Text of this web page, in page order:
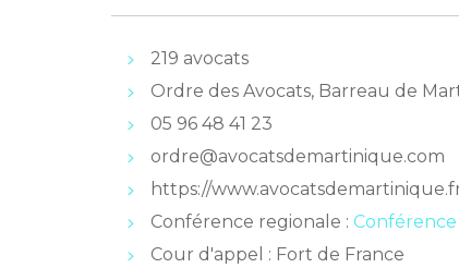
219 avocats
Ordre des Avocats, Barreau de
05 96 48 41 23
ordre@avocatsdemartinique.com
https://
Conférence regionale :
Cour d'appel : Fort de France